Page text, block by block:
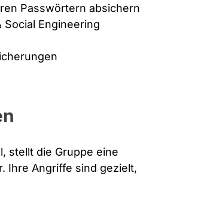
Passwörtern absichern
Engineering
stellt die Gruppe eine
Ihre Angriffe sind gezielt,